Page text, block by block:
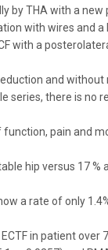
by THA with a new
with wires and a
with a
and
series, there is no
pain and
hip versus 17 %
a rate of only
in patient over